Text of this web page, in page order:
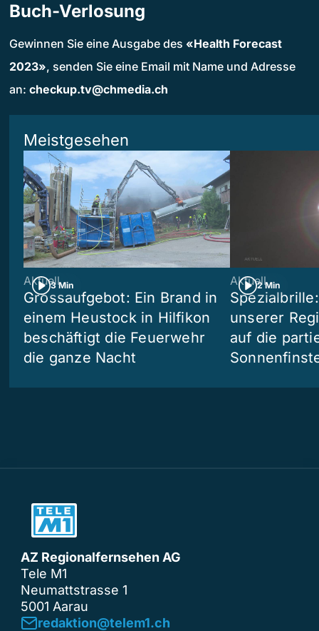
Buch-Verlosung
Gewinnen Sie eine Ausgabe des «Health Forecast
2023», senden Sie eine Email mit Name und Adresse
an: checkup.tv@chmedia.ch
Meistgesehen
3 Min
Aktuell
Grossaufgebot: Ein Brand in
einem Heustock in Hilfikon
beschäftigt die Feuerwehr
die ganze Nacht
2 Min
Aktuell
unserer
auf die
AZ Regionalfernsehen AG
Tele M1
Neumattstrasse 1
5001 Aarau
redaktion@telem1.ch